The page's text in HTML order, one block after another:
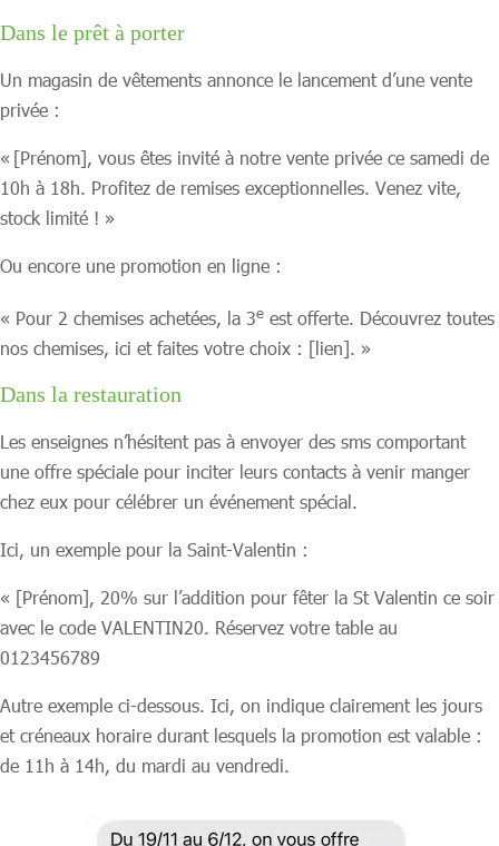
Dans le prêt à porter
Un magasin de vêtements annonce le lancement d’une vente
privée :
« [Prénom], vous êtes invité à notre vente privée ce samedi de
10h à 18h. Profitez de remises exceptionnelles. Venez vite,
stock limité ! »
Ou encore une promotion en ligne :
« Pour 2 chemises achetées, la 3e est offerte. Découvrez toutes
nos chemises, ici et faites votre choix : [lien]. »
Dans la restauration
Les enseignes n’hésitent pas à envoyer des sms comportant
une offre spéciale pour inciter leurs contacts à venir manger
chez eux pour célébrer un événement spécial.
Ici, un exemple pour la Saint-Valentin :
« [Prénom], 20% sur l’addition pour fêter la St Valentin ce soir
avec le code VALENTIN20. Réservez votre table au
0123456789
Autre exemple ci-dessous. Ici, on indique clairement les jours
et créneaux horaire durant lesquels la promotion est valable :
de 11h à 14h, du mardi au vendredi.